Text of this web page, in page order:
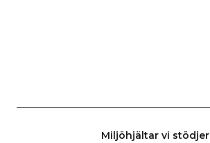
Miljöhjältar vi stödjer